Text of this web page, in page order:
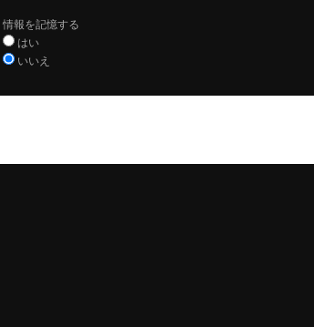
情報を記憶する
はい
いいえ